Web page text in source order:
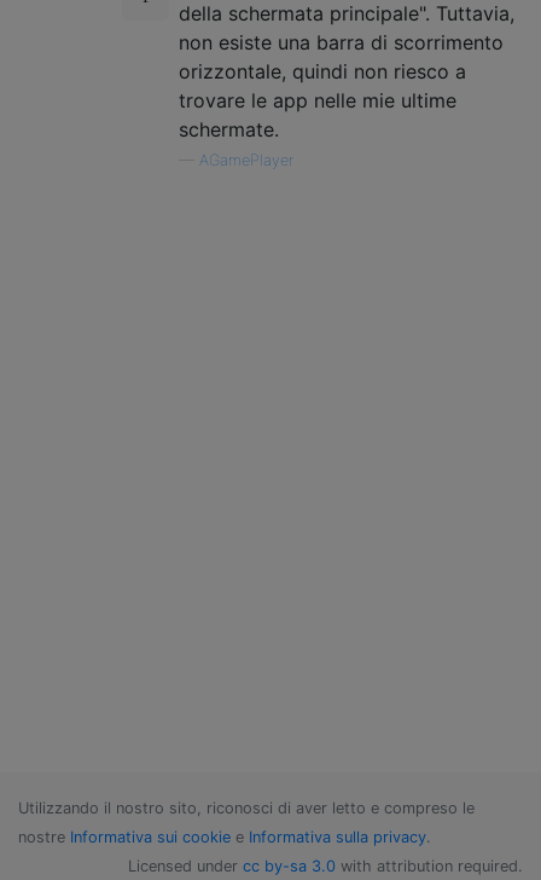
della schermata principale". Tuttavia,
non esiste una barra di scorrimento
orizzontale, quindi non riesco a
trovare le app nelle mie ultime
schermate.
AGamePlayer
Utilizzando il nostro sito, riconosci di aver letto e compreso le
nostre Informativa sui cookie e Informativa sulla privacy.
Licensed under cc by-sa 3.0 with attribution required.